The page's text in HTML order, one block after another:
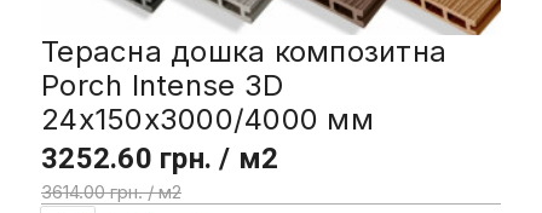
Терасна дошка композитна
Porch Intense 3D
24x150x3000/4000 мм
3252.60 грн. / м2
3614.00 грн. / м2